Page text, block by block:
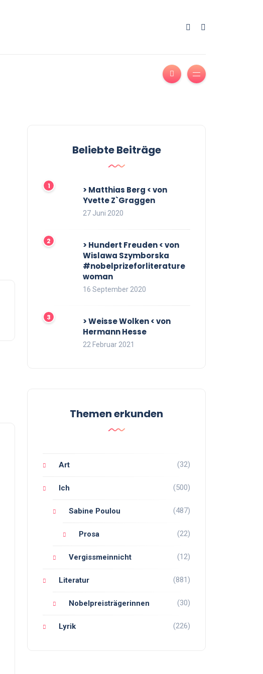
Beliebte Beiträge
> Matthias Berg < von
Yvette Z`Graggen
27 Juni 2020
> Hundert Freuden < von
Wislawa Szymborska
#nobelprizeforliterature
woman
16 September 2020
> Weisse Wolken < von
Hermann Hesse
22 Februar 2021
Themen erkunden
Art (32)
Ich (500)
Sabine Poulou (487)
Prosa (22)
Vergissmeinnicht (12)
Literatur (881)
Nobelpreisträgerinnen (30)
Lyrik (226)